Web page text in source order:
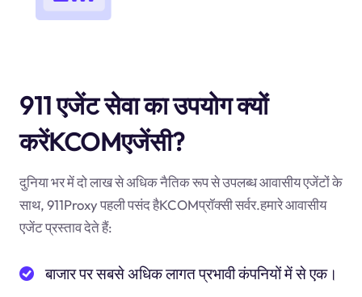
911 एजेंट सेवा का उपयोग क्यों
करेंKCOMएजेंसी?
दुनिया भर में दो लाख से अधिक नैतिक रूप से उपलब्ध आवासीय एजेंटों के
साथ, 911Proxy पहली पसंद हैKCOMप्रॉक्सी सर्वर.हमारे आवासीय
एजेंट प्रस्ताव देते हैं:
बाजार पर सबसे अधिक लागत प्रभावी कंपनियों में से एक।